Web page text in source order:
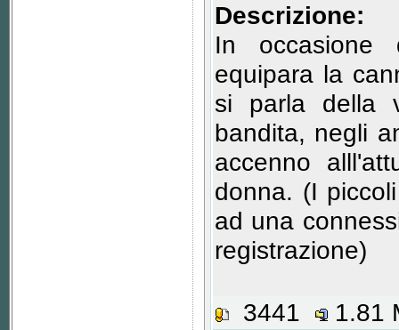
Descrizione:
In occasione
equipara la
si parla della
bandita, negli
accenno
donna. (I
ad una
registrazione)
3441 1.81